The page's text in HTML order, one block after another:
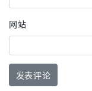
网站